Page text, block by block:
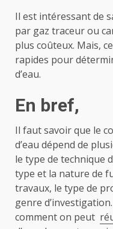
Il est intéressant de
par gaz traceur ou
plus coûteux. Mais,
rapides pour
d’eau.
En bref,
Il faut savoir que le
d’eau dépend de
le type de technique
type et la nature de
travaux, le type de
genre
comment on peut